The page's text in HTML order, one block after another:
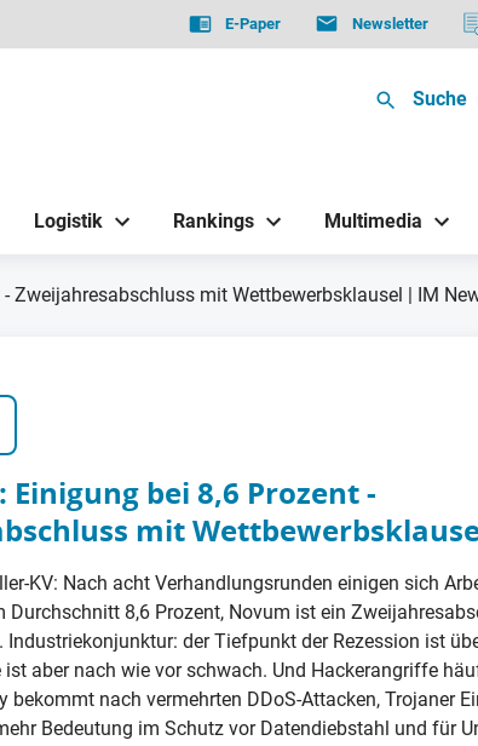
E-Paper Newsletter
Suche
Logistik Rankings Multimedia
Zweijahresabschluss mit Wettbewerbsklausel | IM
Einigung bei 8,6 Prozent -
mit
KV: Nach acht Verhandlungsrunden einigen sich
Durchschnitt 8,6 Prozent, Novum ist ein
Industriekonjunktur: der Tiefpunkt der Rezession ist
aber nach wie vor schwach. Und Hackerangriffe
bekommt nach vermehrten DDoS-Attacken, Trojaner
Bedeutung im Schutz vor Datendiebstahl und für